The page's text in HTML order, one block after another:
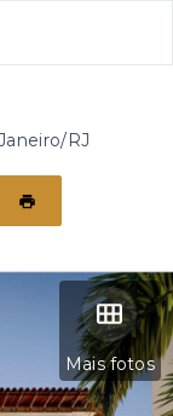
RJ
Mais fotos